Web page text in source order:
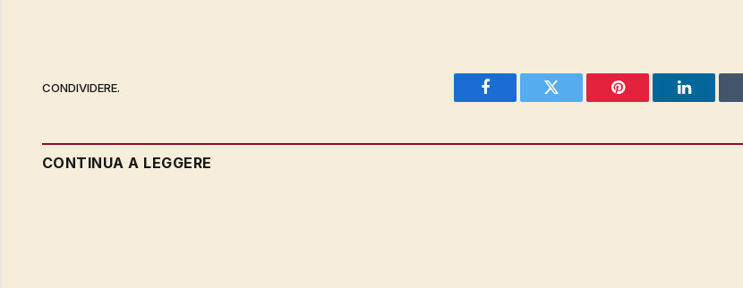
CONDIVIDERE.
Facebook Twitter Pinterest LinkedIn
CONTINUA A LEGGERE